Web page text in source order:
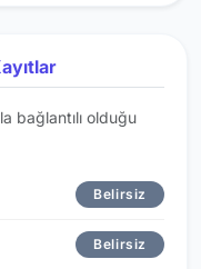
bağlantılı olduğu
Belirsiz
Belirsiz